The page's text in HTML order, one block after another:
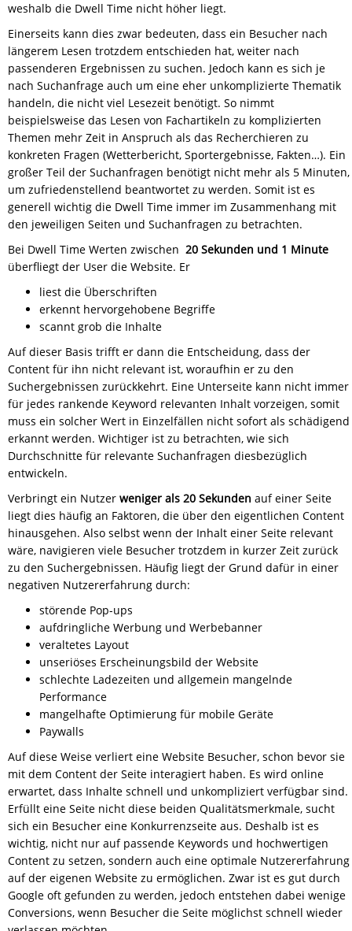
weshalb die Dwell Time nicht höher liegt.
Einerseits kann dies zwar bedeuten, dass ein Besucher nach
längerem Lesen trotzdem entschieden hat, weiter nach
passenderen Ergebnissen zu suchen. Jedoch kann es sich je
nach Suchanfrage auch um eine eher unkomplizierte Thematik
handeln, die nicht viel Lesezeit benötigt. So nimmt
beispielsweise das Lesen von Fachartikeln zu komplizierten
Themen mehr Zeit in Anspruch als das Recherchieren zu
konkreten Fragen (Wetterbericht, Sportergebnisse, Fakten…). Ein
großer Teil der Suchanfragen benötigt nicht mehr als 5 Minuten,
um zufriedenstellend beantwortet zu werden. Somit ist es
generell wichtig die Dwell Time immer im Zusammenhang mit
den jeweiligen Seiten und Suchanfragen zu betrachten.
Bei Dwell Time Werten zwischen 20 Sekunden und 1 Minute
überfliegt der User die Website. Er
liest die Überschriften
erkennt hervorgehobene Begriffe
scannt grob die Inhalte
Auf dieser Basis trifft er dann die Entscheidung, dass der
Content für ihn nicht relevant ist, woraufhin er zu den
Suchergebnissen zurückkehrt. Eine Unterseite kann nicht immer
für jedes rankende Keyword relevanten Inhalt vorzeigen, somit
muss ein solcher Wert in Einzelfällen nicht sofort als schädigend
erkannt werden. Wichtiger ist zu betrachten, wie sich
Durchschnitte für relevante Suchanfragen diesbezüglich
entwickeln.
Verbringt ein Nutzer weniger als 20 Sekunden auf einer Seite
liegt dies häufig an Faktoren, die über den eigentlichen Content
hinausgehen. Also selbst wenn der Inhalt einer Seite relevant
wäre, navigieren viele Besucher trotzdem in kurzer Zeit zurück
zu den Suchergebnissen. Häufig liegt der Grund dafür in einer
negativen Nutzererfahrung durch:
störende Pop-ups
aufdringliche Werbung und Werbebanner
veraltetes Layout
unseriöses Erscheinungsbild der Website
schlechte Ladezeiten und allgemein mangelnde
Performance
mangelhafte Optimierung für mobile Geräte
Paywalls
Auf diese Weise verliert eine Website Besucher, schon bevor sie
mit dem Content der Seite interagiert haben. Es wird online
erwartet, dass Inhalte schnell und unkompliziert verfügbar sind.
Erfüllt eine Seite nicht diese beiden Qualitätsmerkmale, sucht
sich ein Besucher eine Konkurrenzseite aus. Deshalb ist es
wichtig, nicht nur auf passende Keywords und hochwertigen
Content zu setzen, sondern auch eine optimale Nutzererfahrung
auf der eigenen Website zu ermöglichen. Zwar ist es gut durch
Google oft gefunden zu werden, jedoch entstehen dabei wenige
Conversions, wenn Besucher die Seite möglichst schnell wieder